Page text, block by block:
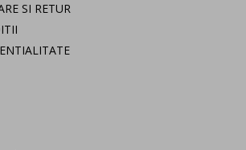
SI RETUR